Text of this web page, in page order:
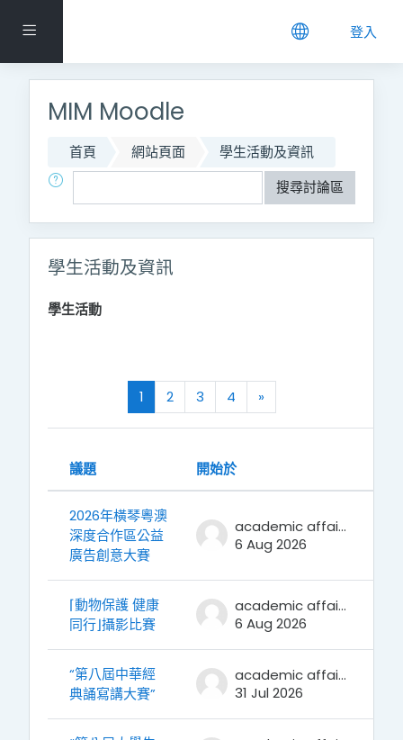
側板 登入
MIM Moodle
首頁 網站頁面
學生活動及資訊
搜尋
搜尋討論區
學生活動及資訊
學生活動
1(current)
2 3 4 »往後
狀態
議題 開始於
2026年橫琴粵澳
深度合作區公益
廣告創意大賽
academic affairs
6 Aug 2026
⌈動物保護 健康
同行⌋攝影比賽
academic affairs
6 Aug 2026
“第八屆中華經
典誦寫講大賽”
academic affairs
31 Jul 2026